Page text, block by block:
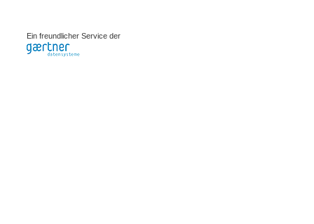
Ein freundlicher Service der